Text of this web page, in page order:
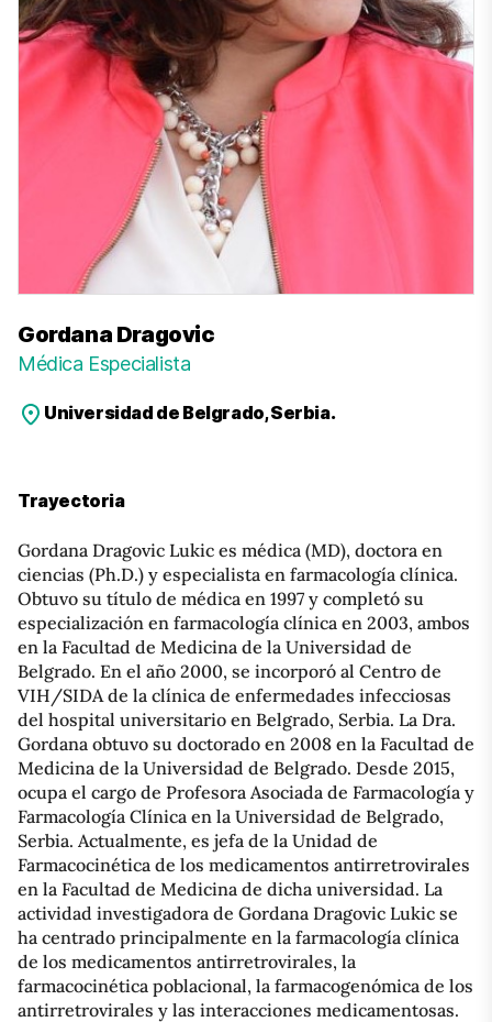
Gordana Dragovic
Médica Especialista
Universidad de Belgrado, Serbia.
Trayectoria
Gordana Dragovic Lukic es médica (MD), doctora en
ciencias (Ph.D.) y especialista en farmacología clínica.
Obtuvo su título de médica en 1997 y completó su
especialización en farmacología clínica en 2003, ambos
en la Facultad de Medicina de la Universidad de
Belgrado. En el año 2000, se incorporó al Centro de
VIH/SIDA de la clínica de enfermedades infecciosas
del hospital universitario en Belgrado, Serbia. La Dra.
Gordana obtuvo su doctorado en 2008 en la Facultad de
Medicina de la Universidad de Belgrado. Desde 2015,
ocupa el cargo de Profesora Asociada de Farmacología y
Farmacología Clínica en la Universidad de Belgrado,
Serbia. Actualmente, es jefa de la Unidad de
Farmacocinética de los medicamentos antirretrovirales
en la Facultad de Medicina de dicha universidad. La
actividad investigadora de Gordana Dragovic Lukic se
ha centrado principalmente en la farmacología clínica
de los medicamentos antirretrovirales, la
farmacocinética poblacional, la farmacogenómica de los
antirretrovirales y las interacciones medicamentosas.